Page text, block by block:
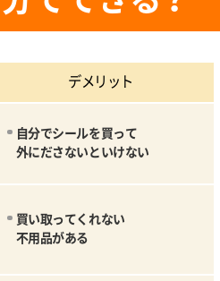
デメリット
自分でシールを買って
外にださないといけない
買い取ってくれない
不用品がある